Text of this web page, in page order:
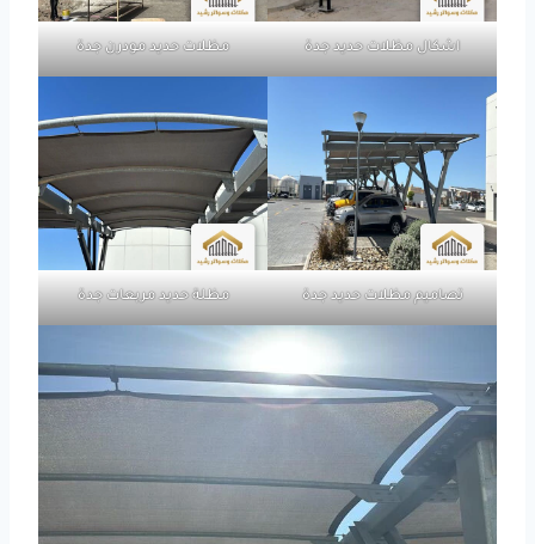
اشكال مظلات حديد جدة مظلات حديد مودرن جدة
تصاميم مظلات حديد جدة مظلة حديد مربعات جدة